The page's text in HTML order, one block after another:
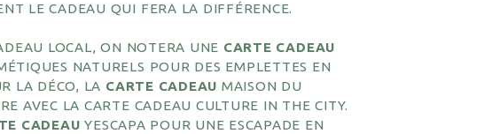
LE CADEAU QUI FERA LA DIFFÉRENCE.
LOCAL, ON NOTERA UNE CARTE CADEAU
NATURELS POUR DES EMPLETTES EN
LA DÉCO, LA CARTE CADEAU MAISON DU
AVEC LA CARTE CADEAU CULTURE IN THE CITY.
CADEAU YESCAPA POUR UNE ESCAPADE EN